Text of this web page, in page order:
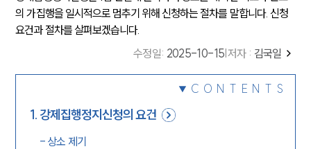
의 가집행을 일시적으로 멈추기 위해 신청하는 절차를 말합니다. 신청
요건과 절차를 살펴보겠습니다.
수정일: 2025-10-15 저자 : 김국일
CONTENTS
1. 강제집행정지신청의 요건
- 상소 제기